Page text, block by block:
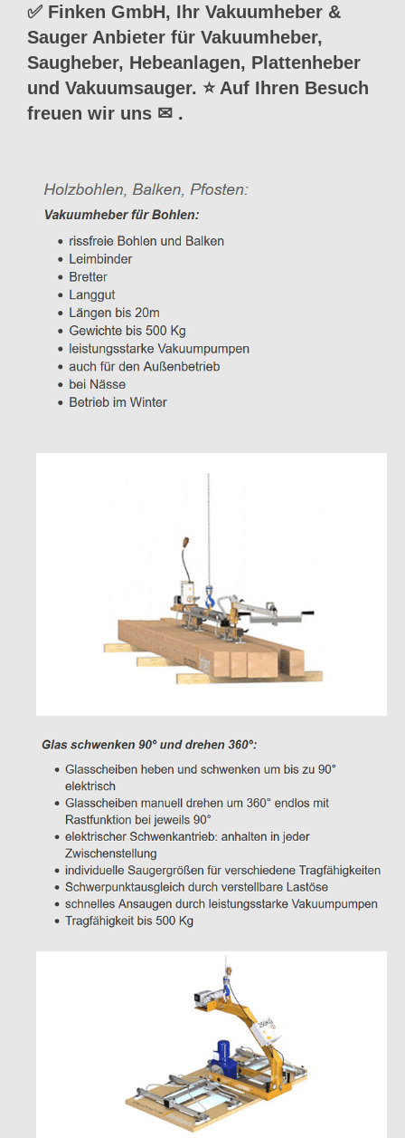
✅ Finken GmbH, Ihr Vakuumheber &
Sauger Anbieter für Vakuumheber,
Saugheber, Hebeanlagen, Plattenheber
und Vakuumsauger. ⭐ Auf Ihren Besuch
freuen wir uns ✉ .